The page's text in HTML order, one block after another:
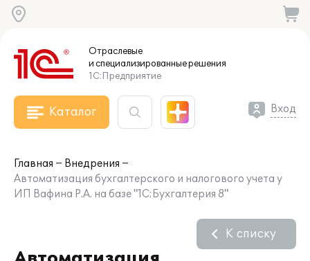
Отраслевые
и специализированныерешения
1С:Предприятие
Каталог Вход
Главная
Внедрения
Автоматизация бухгалтерского и налогового учета у
ИП Вафина Р.А. на базе "1С:Бухгалтерия 8"
К списку